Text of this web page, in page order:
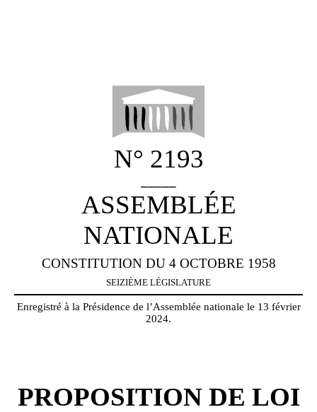
N° 2193
ASSEMBLÉE
NATIONALE
CONSTITUTION DU 4 OCTOBRE 1958
SEIZIÈME LÉGISLATURE
Enregistré à la Présidence de l’Assemblée nationale le 13 février
2024.
PROPOSITION DE LOI